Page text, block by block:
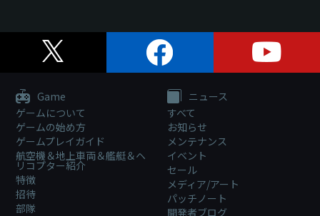
Game
ゲームについて
ゲームの始め方
ゲームプレイガイド
航空機＆地上車両＆艦艇＆ヘ
リコプター紹介
特徴
招待
部隊
ニュース
すべて
お知らせ
メンテナンス
イベント
セール
メディア/アート
パッチノート
開発者ブログ